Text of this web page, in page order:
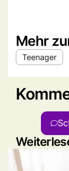
Mehr
Teenager